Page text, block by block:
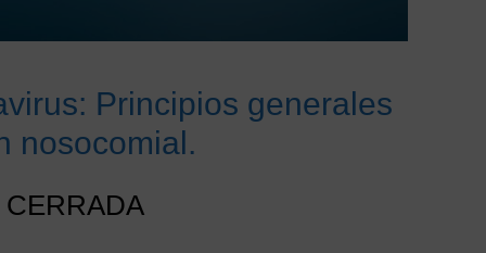
Principios generales
nosocomial.